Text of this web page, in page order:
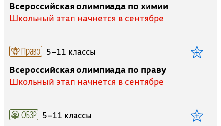
Всероссийская олимпиада по химии
Школьный этап начнется в сентябре
Право 5–11 классы
Всероссийская олимпиада по праву
Школьный этап начнется в сентябре
ОБЗР 5–11 классы